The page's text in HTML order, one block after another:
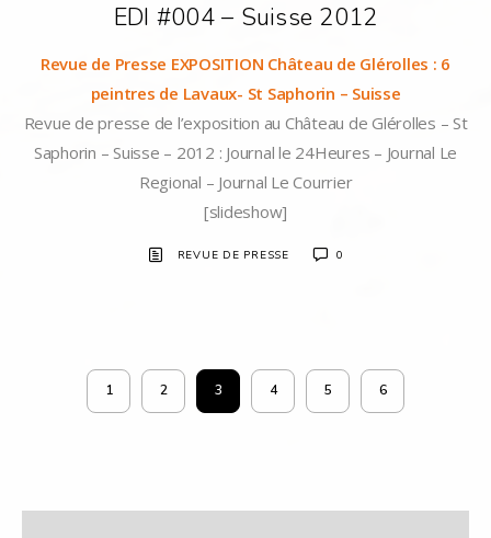
EDI #004 – Suisse 2012
Revue de Presse EXPOSITION Château de Glérolles : 6
peintres de Lavaux- St Saphorin – Suisse
Revue de presse de l’exposition au Château de Glérolles – St
Saphorin – Suisse – 2012 : Journal le 24Heures – Journal Le
Regional – Journal Le Courrier
[slideshow]
REVUE DE PRESSE 0
1 2 3 4 5 6